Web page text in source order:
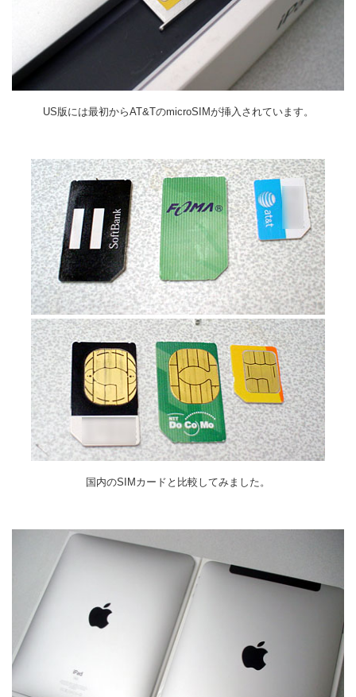
US版には最初からAT&TのmicroSIMが挿入されています。
国内のSIMカードと比較してみました。